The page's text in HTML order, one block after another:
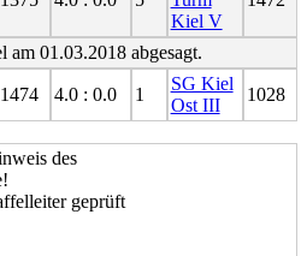
Kiel V
am 01.03.2018 abgesagt.
1474 4.0 : 0.0 1
SG Kiel
Ost III
1028